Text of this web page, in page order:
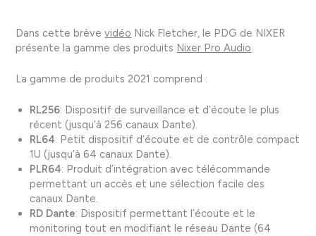
Dans cette brèvevidéo Nick Fletcher, le PDG de NIXER
présente la gamme des produits Nixer Pro Audio
La gamme de produits 2021 comprend :
RL256: Dispositif de surveillance et d’écoute le plus
récent (jusqu’à 256 canaux Dante).
RL64: Petit dispositif d’écoute et de contrôle compact
1U (jusqu’à 64 canaux Dante).
PLR64: Produit d’intégration avec télécommande
permettant un accès et une sélection facile des
canaux Dante.
RD Dante: Dispositif permettant l’écoute et le
monitoring tout en modifiant le réseau Dante (64